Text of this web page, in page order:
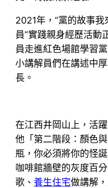
2021年，“黨的故事
員”實踐親身經歷活動
員走進紅色場館學習
小講解員們在講述中
長。
在江西井岡山上，活
他「第二階段：顏色
瓶，你必須將你的怪
咖啡館牆壁的灰度百
歌、養生住宅做講解